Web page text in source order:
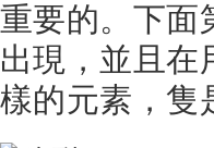
重要的。下面
出現，並且在
樣的元素，隻